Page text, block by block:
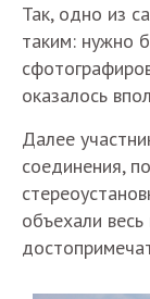
Так, одно из
таким: нужно
оказалось
Далее
соединения,
объехали